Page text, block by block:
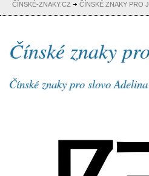
ČÍNSKÉ-ZNAKY.CZ ČÍNSKÉ ZNAKY PRO
Čínské znaky
Čínské znaky pro slovo Adelina